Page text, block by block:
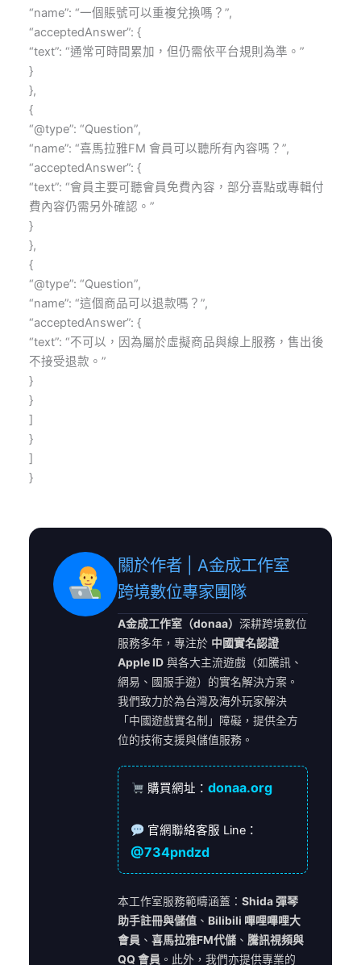
“name”: “一個賬號可以重複兌換嗎？”,
“acceptedAnswer”: {
“text”: “通常可時間累加，但仍需依平台規則為準。”
}
},
{
“@type”: “Question”,
“name”: “喜馬拉雅FM 會員可以聽所有內容嗎？”,
“acceptedAnswer”: {
“text”: “會員主要可聽會員免費內容，部分喜點或專輯付
費內容仍需另外確認。”
}
},
{
“@type”: “Question”,
“name”: “這個商品可以退款嗎？”,
“acceptedAnswer”: {
“text”: “不可以，因為屬於虛擬商品與線上服務，售出後
不接受退款。”
}
}
]
}
]
}
關於作者 | A金成工作室
跨境數位專家團隊
A金成工作室（donaa） 深耕跨境數位
服務多年，專注於 中國實名認證
Apple ID 與各大主流遊戲（如騰訊、
網易、國服手遊）的實名解決方案。
我們致力於為台灣及海外玩家解決
「中國遊戲實名制」障礙，提供全方
位的技術支援與儲值服務。
購買網址： donaa.org
官網聯絡客服 Line：
@734pndzd
本工作室服務範疇涵蓋： Shida 彈琴
助手註冊與儲值 、 Bilibili 嗶哩嗶哩大
會員 、 喜馬拉雅FM代儲 、 騰訊視頻與
QQ 會員 。此外，我們亦提供專業的